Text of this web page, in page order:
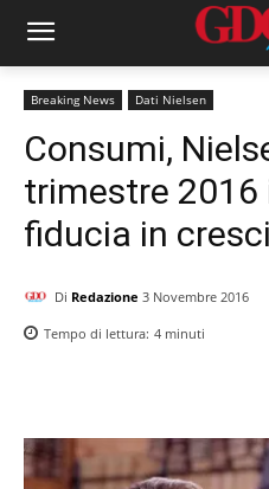
Breaking News Dati Nielsen
Consumi,
trimestre 2016
fiducia in
Di Redazione 3 Novembre 2016
Tempo di lettura: 4 minuti